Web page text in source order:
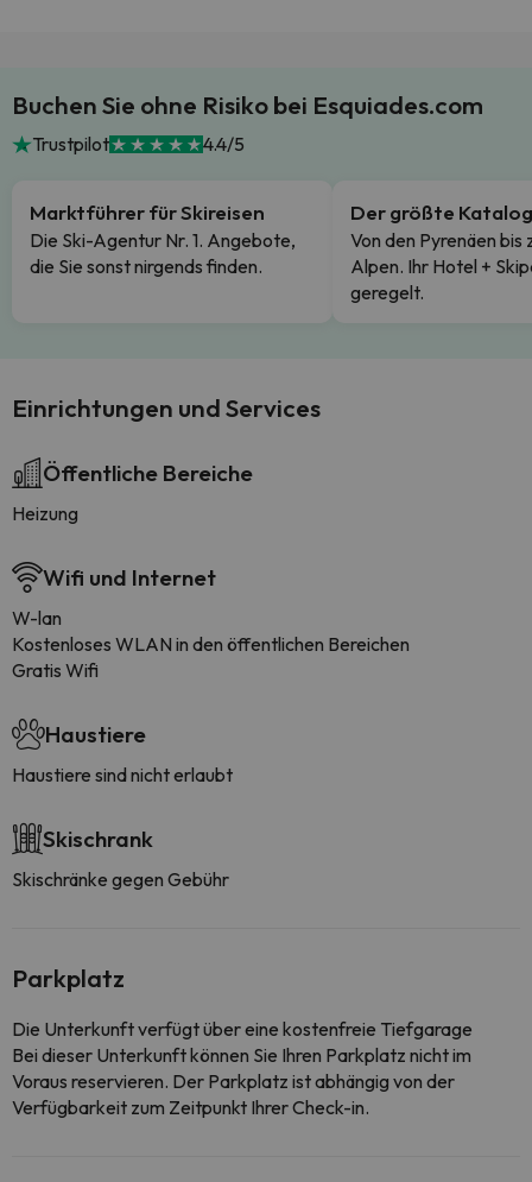
Buchen Sie ohne Risiko bei Esquiades.com
Trustpilot 4.4/5
Marktführer für Skireisen
Die Ski-Agentur Nr. 1. Angebote,
die Sie sonst nirgends finden.
Der größte Katalog
Von den Pyrenäen bis
Alpen. Ihr Hotel +
geregelt.
Einrichtungen und Services
Öffentliche Bereiche
Heizung
Wifi und Internet
W-lan
Kostenloses WLAN in den öffentlichen Bereichen
Gratis Wifi
Haustiere
Haustiere sind nicht erlaubt
Skischrank
Skischränke gegen Gebühr
Parkplatz
Die Unterkunft verfügt über eine kostenfreie Tiefgarage
Bei dieser Unterkunft können Sie Ihren Parkplatz nicht im
Voraus reservieren. Der Parkplatz ist abhängig von der
Verfügbarkeit zum Zeitpunkt Ihrer Check-in.